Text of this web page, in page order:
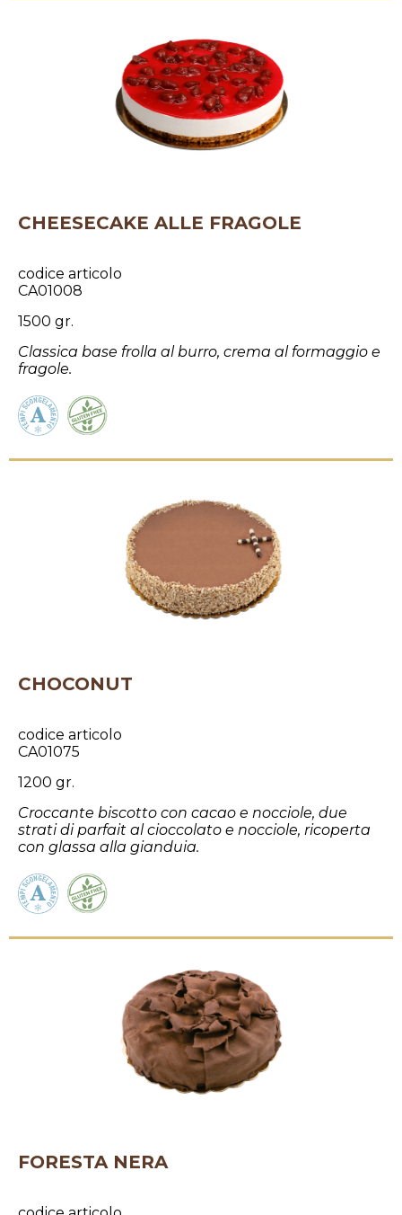
CHEESECAKE ALLE FRAGOLE
codice articolo
CA01008
1500 gr.
Classica base frolla al burro, crema al formaggio e
fragole.
CHOCONUT
codice articolo
CA01075
1200 gr.
Croccante biscotto con cacao e nocciole, due
strati di parfait al cioccolato e nocciole, ricoperta
con glassa alla gianduia.
FORESTA NERA